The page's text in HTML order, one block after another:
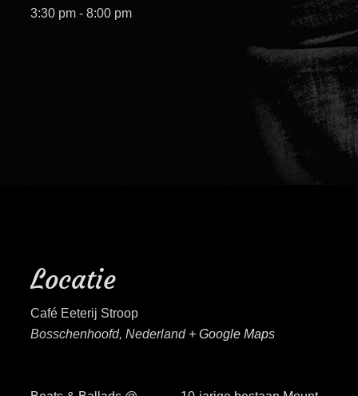
3:30 pm - 8:00 pm
Locatie
Café Eeterij Stroop
Bosschenhoofd, Nederland + Google Maps